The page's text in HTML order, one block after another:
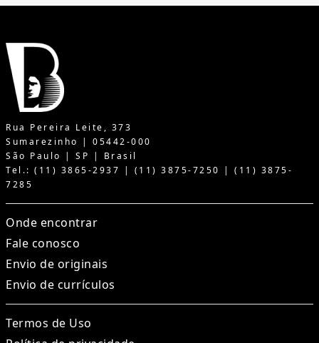
Rua Pereira Leite, 373
Sumarezinho | 05442-000
São Paulo | SP | Brasil
Tel.: (11) 3865-2937 | (11) 3875-7250 | (11) 3875-
7285
Onde encontrar
Fale conosco
Envio de originais
Envio de currículos
Termos de Uso